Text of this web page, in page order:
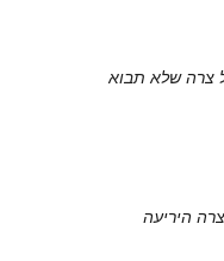
צרה שלא תבוא
היריעה